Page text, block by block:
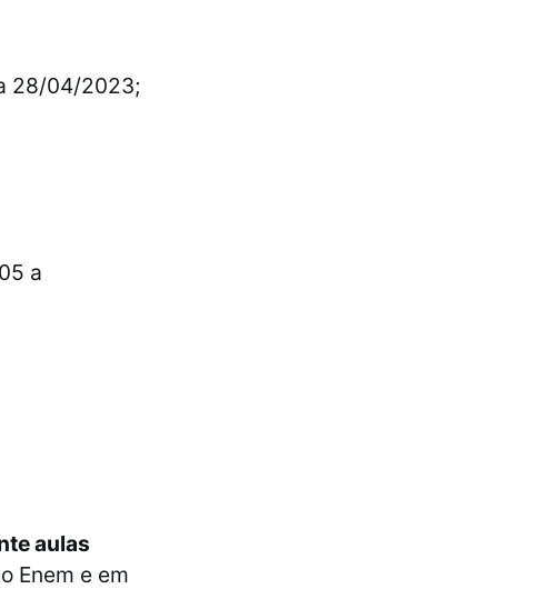
28/04/2023;
05 a
aulas
Enem e em